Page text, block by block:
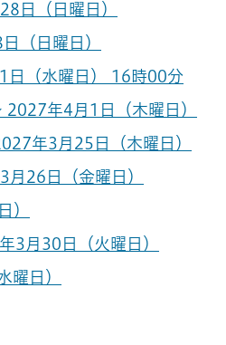
日（日曜日）
（日曜日）
（水曜日） 16時00分
年4月1日（木曜日）
年3月25日（木曜日）
26日（金曜日）
）
3月30日（火曜日）
曜日）